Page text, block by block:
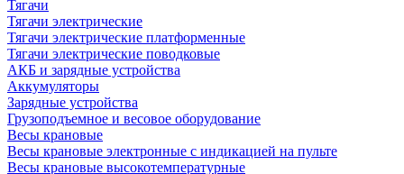
Тягачи
Тягачи электрические
Тягачи электрические платформенные
Тягачи электрические поводковые
АКБ и зарядные устройства
Аккумуляторы
Зарядные устройства
Грузоподъемное и весовое оборудование
Весы крановые
Весы крановые электронные с индикацией на пульте
Весы крановые высокотемпературные